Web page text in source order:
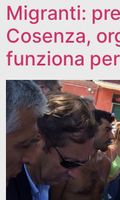
Migranti:
Cosenza,
funziona